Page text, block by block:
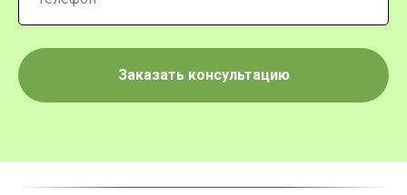
Заказать консультацию